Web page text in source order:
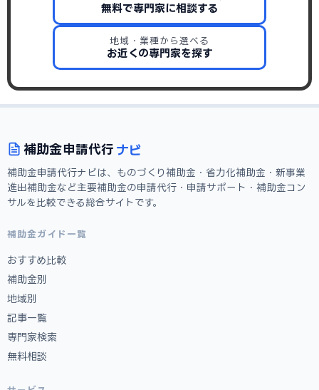
無料で専門家に相談する
地域・業種から選べる
お近くの専門家を探す
補助金申請代行 ナビ
補助金申請代行ナビは、ものづくり補助金・省力化補助金・新事業
進出補助金など主要補助金の申請代行・申請サポート・補助金コン
サルを比較できる総合サイトです。
補助金ガイド一覧
おすすめ比較
補助金別
地域別
記事一覧
専門家検索
無料相談